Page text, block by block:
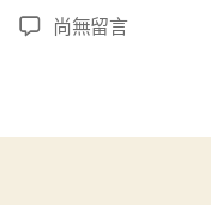
在
覽
尚無留言